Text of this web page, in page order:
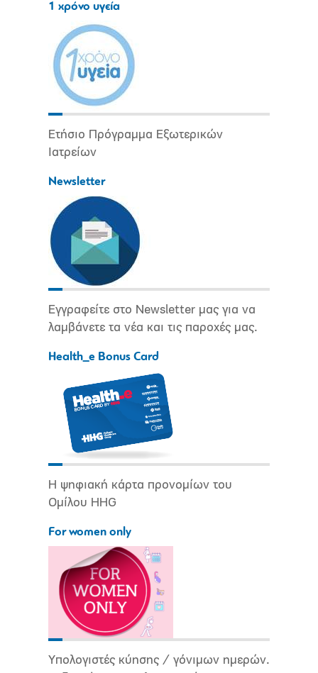
1 χρόνο υγεία
Ετήσιο Πρόγραμμα Εξωτερικών
Ιατρείων
Newsletter
Εγγραφείτε στο Newsletter μας για να
λαμβάνετε τα νέα και τις παροχές μας.
Health_e Bonus Card
Η ψηφιακή κάρτα προνομίων του
Ομίλου HHG
For women only
Υπολογιστές κύησης / γόνιμων ημερών.